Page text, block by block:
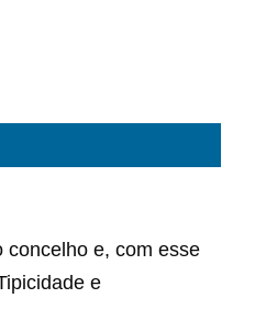
concelho e, com esse
e